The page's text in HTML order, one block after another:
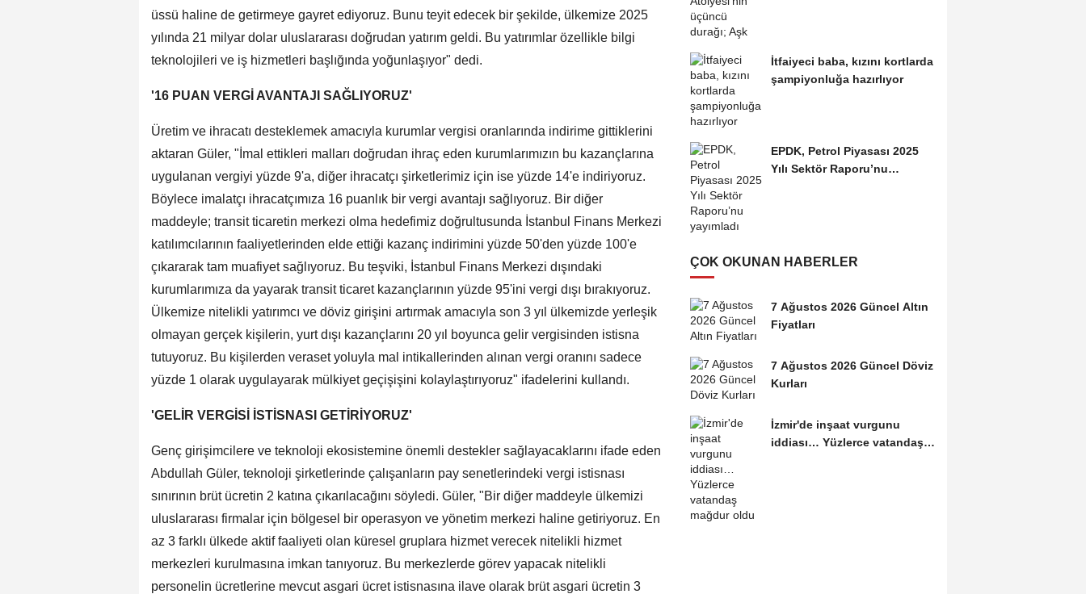
üssü haline de getirmeye gayret ediyoruz. Bunu teyit edecek bir şekilde, ülkemize 2025
yılında 21 milyar dolar uluslararası doğrudan yatırım geldi. Bu yatırımlar özellikle bilgi
teknolojileri ve iş hizmetleri başlığında yoğunlaşıyor" dedi.
'16 PUAN VERGİ AVANTAJI SAĞLIYORUZ'
Üretim ve ihracatı desteklemek amacıyla kurumlar vergisi oranlarında indirime gittiklerini
aktaran Güler, "İmal ettikleri malları doğrudan ihraç eden kurumlarımızın bu kazançlarına
uygulanan vergiyi yüzde 9'a, diğer ihracatçı şirketlerimiz için ise yüzde 14'e indiriyoruz.
Böylece imalatçı ihracatçımıza 16 puanlık bir vergi avantajı sağlıyoruz. Bir diğer
maddeyle; transit ticaretin merkezi olma hedefimiz doğrultusunda İstanbul Finans Merkezi
katılımcılarının faaliyetlerinden elde ettiği kazanç indirimini yüzde 50'den yüzde 100'e
çıkararak tam muafiyet sağlıyoruz. Bu teşviki, İstanbul Finans Merkezi dışındaki
kurumlarımıza da yayarak transit ticaret kazançlarının yüzde 95'ini vergi dışı bırakıyoruz.
Ülkemize nitelikli yatırımcı ve döviz girişini artırmak amacıyla son 3 yıl ülkemizde yerleşik
olmayan gerçek kişilerin, yurt dışı kazançlarını 20 yıl boyunca gelir vergisinden istisna
tutuyoruz. Bu kişilerden veraset yoluyla mal intikallerinden alınan vergi oranını sadece
yüzde 1 olarak uygulayarak mülkiyet geçişişini kolaylaştırıyoruz" ifadelerini kullandı.
'GELİR VERGİSİ İSTİSNASI GETİRİYORUZ'
Genç girişimcilere ve teknoloji ekosistemine önemli destekler sağlayacaklarını ifade eden
Abdullah Güler, teknoloji şirketlerinde çalışanların pay senetlerindeki vergi istisnası
sınırının brüt ücretin 2 katına çıkarılacağını söyledi. Güler, "Bir diğer maddeyle ülkemizi
uluslararası firmalar için bölgesel bir operasyon ve yönetim merkezi haline getiriyoruz. En
az 3 farklı ülkede aktif faaliyeti olan küresel gruplara hizmet verecek nitelikli hizmet
merkezleri kurulmasına imkan tanıyoruz. Bu merkezlerde görev yapacak nitelikli
personelin ücretlerine mevcut asgari ücret istisnasına ilave olarak brüt asgari ücretin 3
İtfaiyeci baba, kızını kortlarda
şampiyonluğa hazırlıyor
EPDK, Petrol Piyasası 2025
Yılı Sektör Raporu’nu
ÇOK OKUNAN HABERLER
7 Ağustos 2026 Güncel Altın
Fiyatları
7 Ağustos 2026 Güncel Döviz
Kurları
İzmir'de inşaat vurgunu
iddiası… Yüzlerce vatandaş